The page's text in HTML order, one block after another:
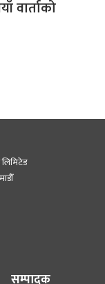
वार्ताको
लिमिटेड
सम्पादक